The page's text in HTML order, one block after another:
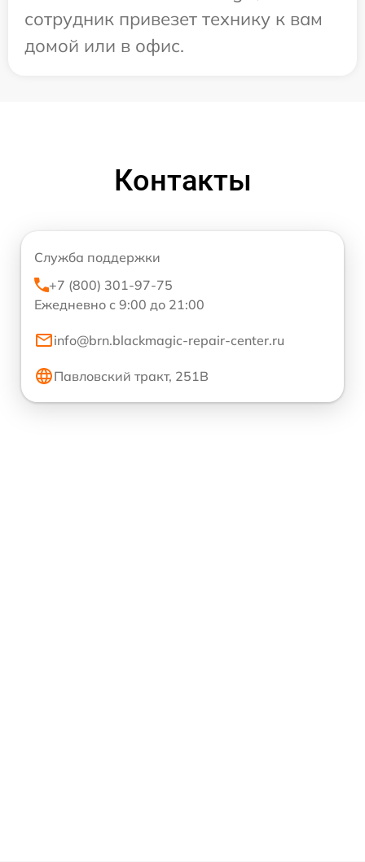
сотрудник привезет технику к вам
домой или в офис.
Контакты
Служба поддержки
+7 (800) 301-97-75
Ежедневно с 9:00 до 21:00
info@brn.blackmagic-repair-center.ru
Павловский тракт, 251В